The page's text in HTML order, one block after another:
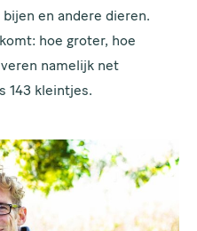
en andere dieren.
hoe groter, hoe
namelijk net
143 kleintjes.